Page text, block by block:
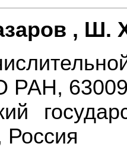
, Ш.
РАН,
Россия